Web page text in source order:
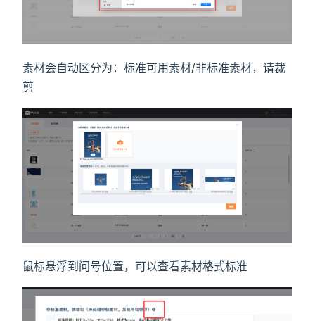
素材会自动区分为：标准可用素材/非标准素材，请裁
剪
鼠标悬浮到问号位置，可以查看素材格式标准